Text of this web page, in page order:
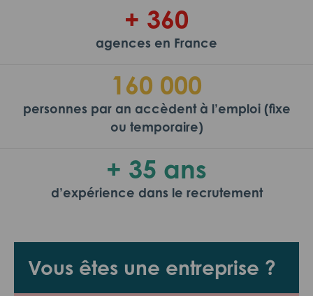
Vous êtes une entreprise ?
+ 360
agences en France
160 000
personnes par an accèdent à l’emploi (fixe
ou temporaire)
+ 35 ans
d’expérience dans le recrutement